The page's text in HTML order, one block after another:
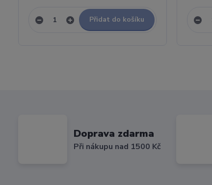
Přidat do košíku
Doprava zdarma
Při nákupu nad 1500 Kč